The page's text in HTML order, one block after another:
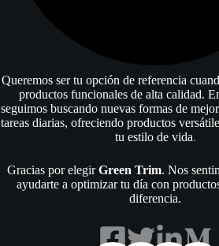
Queremos ser tu opción de referencia
productos funcionales de alta calidad.
seguimos buscando nuevas formas de
tareas diarias, ofreciendo productos
tu estilo de vida.
Gracias por elegirGreen Trim. Nos
ayudarte a optimizar tu día con
diferencia.